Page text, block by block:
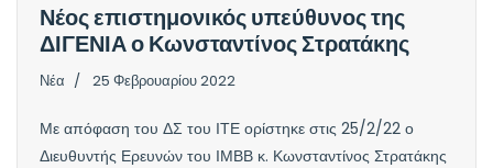
Νέος επιστημονικός υπεύθυνος της
ΔΙΓΕΝΙΑ ο Κωνσταντίνος Στρατάκης
Νέα 25 Φεβρουαρίου 2022
Με απόφαση του ΔΣ του ΙΤΕ ορίστηκε στις 25/2/22 ο
Διευθυντής Ερευνών του ΙΜΒΒ κ. Κωνσταντίνος Στρατάκης